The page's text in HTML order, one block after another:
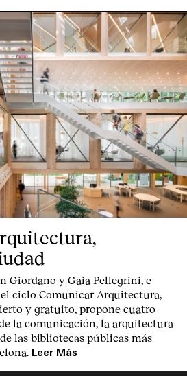
Giordano y Gaia Pellegrini, e
ciclo Comunicar Arquitectura,
y gratuito, propone cuatro
la comunicación, la arquitectura
las bibliotecas públicas más
Leer Más